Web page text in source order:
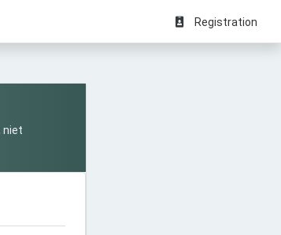
Registration
niet